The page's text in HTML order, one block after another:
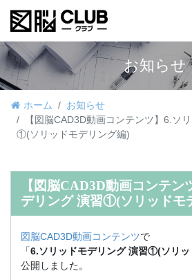
お知らせ
ホーム
お知らせ
【図脳CAD3D動画コンテンツ】6.ソ
①(ソリッドモデリング編)
【図脳CAD3D動画コンテン
デリング 演習①(ソリッドモ
図脳CAD3D動画コンテンツで
「6.ソリッドモデリング 演習①(ソリッ
公開しました。